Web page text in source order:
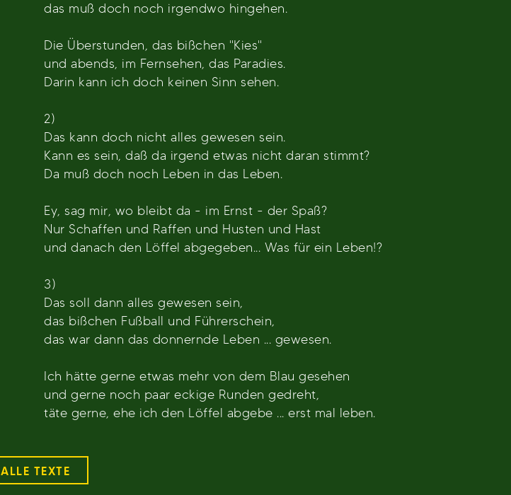
das muß doch noch irgendwo hingehen.
Die Überstunden, das bißchen "Kies"
und abends, im Fernsehen, das Paradies.
Darin kann ich doch keinen Sinn sehen.
2)
Das kann doch nicht alles gewesen sein.
Kann es sein, daß da irgend etwas nicht daran stimmt?
Da muß doch noch Leben in das Leben.
Ey, sag mir, wo bleibt da - im Ernst - der Spaß?
Nur Schaffen und Raffen und Husten und Hast
und danach den Löffel abgegeben... Was für ein Leben!?
3)
Das soll dann alles gewesen sein,
das bißchen Fußball und Führerschein,
das war dann das donnernde Leben ... gewesen.
Ich hätte gerne etwas mehr von dem Blau gesehen
und gerne noch paar eckige Runden gedreht,
täte gerne, ehe ich den Löffel abgebe ... erst mal leben.
ALLE TEXTE